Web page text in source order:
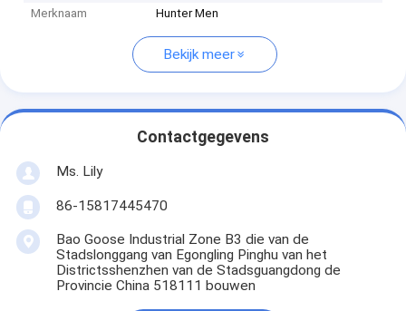
Merknaam
Hunter Men
Bekijk meer
Contactgegevens
Ms. Lily
86-15817445470
Bao Goose Industrial Zone B3 die van de
Stadslonggang van Egongling Pinghu van het
Districtsshenzhen van de Stadsguangdong de
Provincie China 518111 bouwen